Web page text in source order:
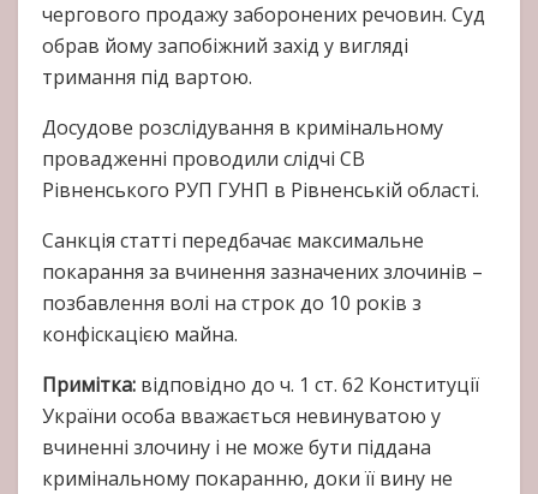
чергового продажу заборонених речовин. Суд
обрав йому запобіжний захід у вигляді
тримання під вартою.
Досудове розслідування в кримінальному
провадженні проводили слідчі СВ
Рівненського РУП ГУНП в Рівненській області.
Санкція статті передбачає максимальне
покарання за вчинення зазначених злочинів –
позбавлення волі на строк до 10 років з
конфіскацією майна.
Примітка: відповідно до ч. 1 ст. 62 Конституції
України особа вважається невинуватою у
вчиненні злочину і не може бути піддана
кримінальному покаранню, доки її вину не